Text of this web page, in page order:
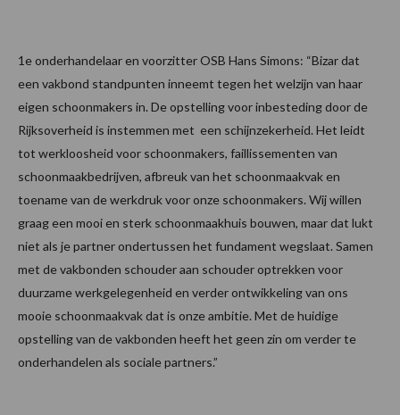
1e onderhandelaar en voorzitter OSB Hans Simons: “Bizar dat
een vakbond standpunten inneemt tegen het welzijn van haar
eigen schoonmakers in. De opstelling voor inbesteding door de
Rijksoverheid is instemmen met een schijnzekerheid. Het leidt
tot werkloosheid voor schoonmakers, faillissementen van
schoonmaakbedrijven, afbreuk van het schoonmaakvak en
toename van de werkdruk voor onze schoonmakers. Wij willen
graag een mooi en sterk schoonmaakhuis bouwen, maar dat lukt
niet als je partner ondertussen het fundament wegslaat. Samen
met de vakbonden schouder aan schouder optrekken voor
duurzame werkgelegenheid en verder ontwikkeling van ons
mooie schoonmaakvak dat is onze ambitie. Met de huidige
opstelling van de vakbonden heeft het geen zin om verder te
onderhandelen als sociale partners.”